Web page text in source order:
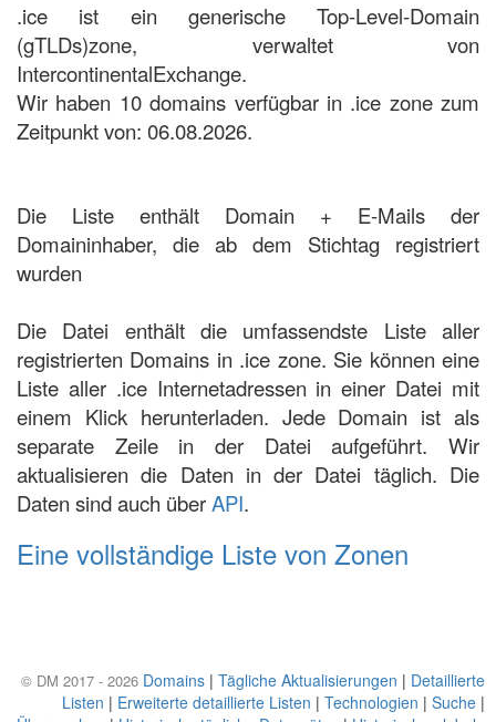
.ice ist ein generische Top-Level-Domain
(gTLDs)zone, verwaltet von
IntercontinentalExchange.
Wir haben 10 domains verfügbar in .ice zone zum
Zeitpunkt von: 06.08.2026.
Die Liste enthält Domain + E-Mails der
Domaininhaber, die ab dem Stichtag registriert
wurden
Die Datei enthält die umfassendste Liste aller
registrierten Domains in .ice zone. Sie können eine
Liste aller .ice Internetadressen in einer Datei mit
einem Klick herunterladen. Jede Domain ist als
separate Zeile in der Datei aufgeführt. Wir
aktualisieren die Daten in der Datei täglich. Die
Daten sind auch überAPI.
Eine vollständige Liste von Zonen
© DM 2017 - 2026 Domains | Tägliche Aktualisierungen | Detaillierte
Listen | Erweiterte detaillierte Listen | Technologien | Suche |